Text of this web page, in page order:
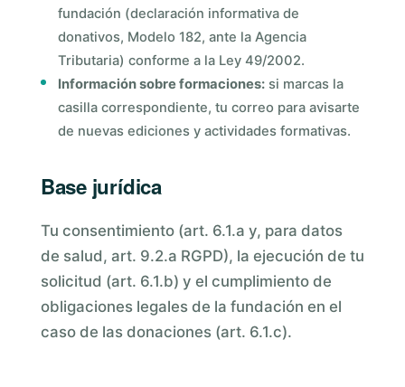
fundación (declaración informativa de
donativos, Modelo 182, ante la Agencia
Tributaria) conforme a la Ley 49/2002.
Información sobre formaciones:si marcas la
casilla correspondiente, tu correo para avisarte
de nuevas ediciones y actividades formativas.
Base jurídica
Tu consentimiento (art. 6.1.a y, para datos
de salud, art. 9.2.a RGPD), la ejecución de tu
solicitud (art. 6.1.b) y el cumplimiento de
obligaciones legales de la fundación en el
caso de las donaciones (art. 6.1.c).